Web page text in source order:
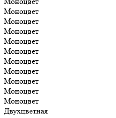
Моноцвет
Моноцвет
Моноцвет
Моноцвет
Моноцвет
Моноцвет
Моноцвет
Моноцвет
Моноцвет
Моноцвет
Двухцветная